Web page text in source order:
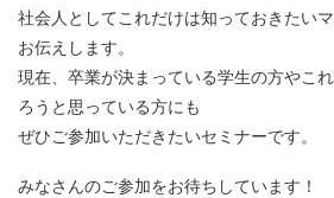
社会人としてこれだけは知っておきたい
お伝えします。
現在、卒業が決まっている学生の方やこ
ろうと思っている方にも
ぜひご参加いただきたいセミナーです。
みなさんのご参加をお待ちしています！